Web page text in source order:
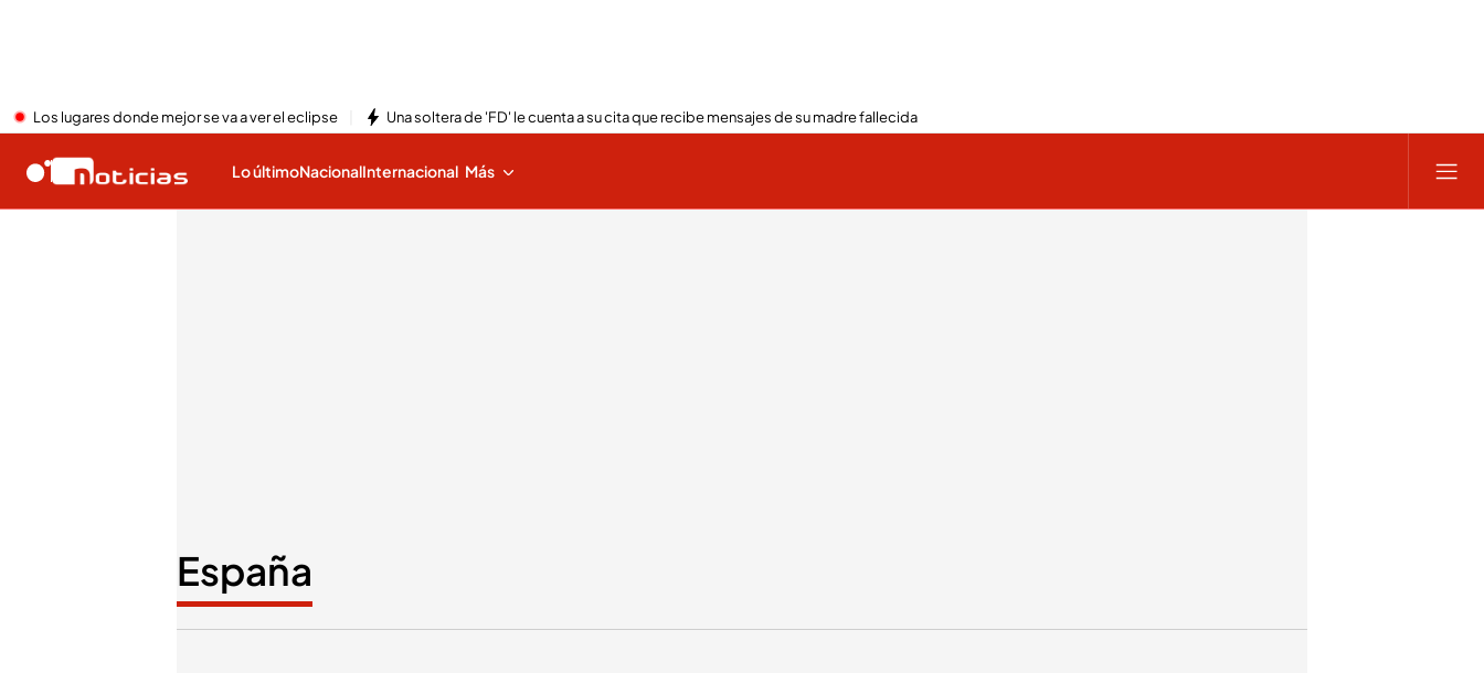
Los lugares donde mejor se va a ver el eclipse Una soltera de 'FD' le cuenta a su cita que recibe mensajes de su madre fallecida
Lo últimoNacionalInternacional Más
España